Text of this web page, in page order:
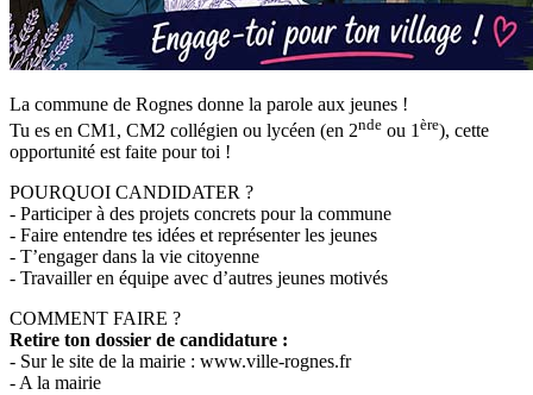
La commune de Rognes donne la parole aux jeunes !
Tu es en CM1, CM2 collégien ou lycéen (en 2nde ou 1 ère), cette
opportunité est faite pour toi !
POURQUOI CANDIDATER ?
- Participer à des projets concrets pour la commune
- Faire entendre tes idées et représenter les jeunes
- T’engager dans la vie citoyenne
- Travailler en équipe avec d’autres jeunes motivés
COMMENT FAIRE ?
Retire ton dossier de candidature :
- Sur le site de la mairie : www.ville-rognes.fr
- A la mairie